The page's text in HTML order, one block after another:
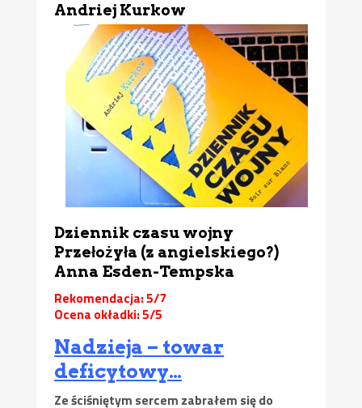
Andriej Kurkow
Dziennik czasu wojny
Przełożyła (z angielskiego?)
Anna Esden-Tempska
Rekomendacja: 5/7
Ocena okładki: 5/5
Nadzieja – towar
deficytowy…
Ze ściśniętym sercem zabrałem się do